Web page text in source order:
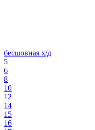
бесшовная х/д
5
6
8
10
12
14
15
16